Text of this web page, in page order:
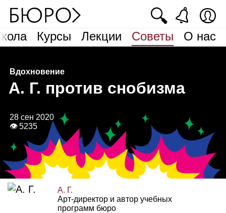
Курсы Лекции Советы О нас
🔍
Вдохновение
А. Г. против снобизма
28 сен 2020
👁 5235
А. Г.
Арт‑директор и автор учебных
программ бюро